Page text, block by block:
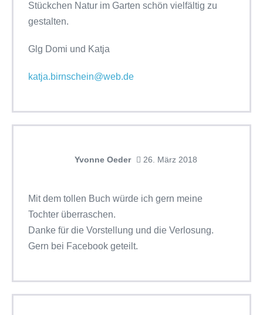
Stückchen Natur im Garten schön vielfältig zu
gestalten.
Glg Domi und Katja
katja.birnschein@web.de
Yvonne Oeder 26. März 2018
Mit dem tollen Buch würde ich gern meine
Tochter überraschen.
Danke für die Vorstellung und die Verlosung.
Gern bei Facebook geteilt.